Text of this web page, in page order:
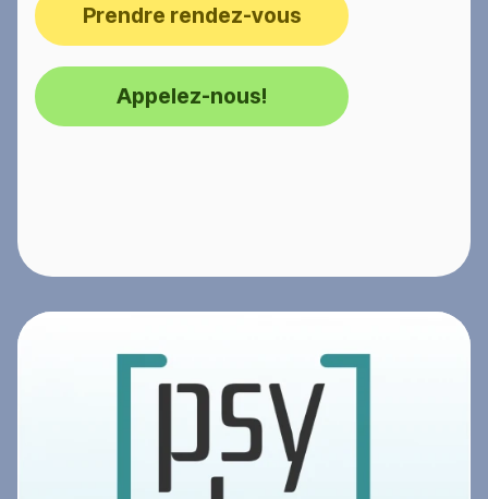
Prendre rendez-vous
Appelez-nous!